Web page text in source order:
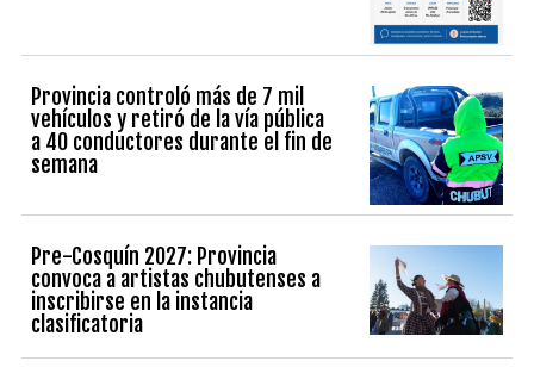
Provincia controló más de 7 mil
vehículos y retiró de la vía pública
a 40 conductores durante el fin de
semana
Pre-Cosquín 2027: Provincia
convoca a artistas chubutenses a
inscribirse en la instancia
clasificatoria